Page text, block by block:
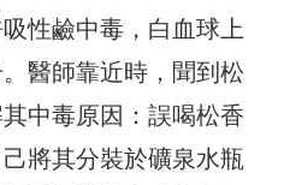
性鹼中毒，白血球上
醫師靠近時，聞到松
中毒原因：誤喝松香
將其分裝於礦泉水瓶